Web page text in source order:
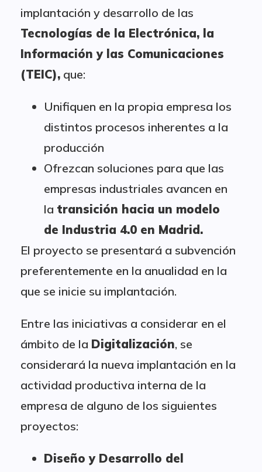
implantación y desarrollo de las
Tecnologías de la Electrónica, la
Información y las Comunicaciones
(TEIC), que:
Unifiquen en la propia empresa los
distintos procesos inherentes a la
producción
Ofrezcan soluciones para que las
empresas industriales avancen en
la transición hacia un modelo
de Industria 4.0 en Madrid.
El proyecto se presentará a subvención
preferentemente en la anualidad en la
que se inicie su implantación.
Entre las iniciativas a considerar en el
ámbito de la Digitalización, se
considerará la nueva implantación en la
actividad productiva interna de la
empresa de alguno de los siguientes
proyectos:
Diseño y Desarrollo del